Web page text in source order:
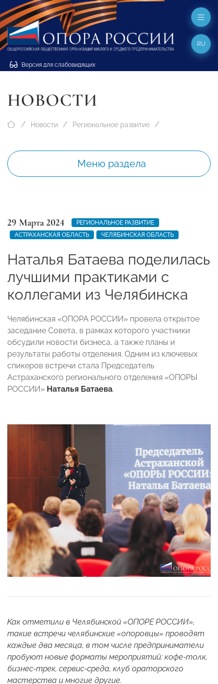
Версия для слабовидящих
RU
НОВОСТИ
Новости Региональное развитие
Меню раздела
29 Марта 2024
РЕГИОНАЛЬНОЕ РАЗВИТИЕ
АСТРАХАНСКАЯ ОБЛАСТЬ
ЧЕЛЯБИНСКАЯ ОБЛАСТЬ
Наталья Батаева поделилась
лучшими практиками с
коллегами из Челябинска
Челябинская «ОПОРА РОССИИ» провела открытое
заседание Совета, в рамках которого участники
обсудили новости бизнеса, а также планы и
результаты работы отделения. Одним из ключевых
спикеров встречи стала Председатель
Астраханского регионального отделения «ОПОРЫ
РОССИИ» Наталья Батаева.
Как отметили в Челябинской «ОПОРЕ РОССИИ»,
такие встречи челябинские «опоровцы» проводят
каждые два месяца, в том числе предприниматели
пробуют новые форматы мероприятий: кофе-толк,
бизнес-трек, сервис-среда, клуб ораторского
мастерства и многие другие.